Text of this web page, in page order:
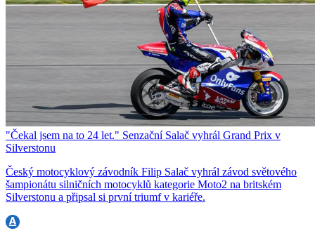
"Čekal jsem na to 24 let." Senzační Salač vyhrál Grand Prix v
Silverstonu
Český motocyklový závodník Filip Salač vyhrál závod světového
šampionátu silničních motocyklů kategorie Moto2 na britském
Silverstonu a připsal si první triumf v kariéře.